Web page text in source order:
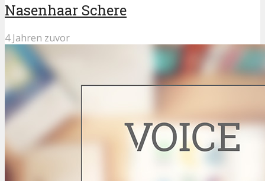
Nasenhaar Schere
4 Jahren zuvor